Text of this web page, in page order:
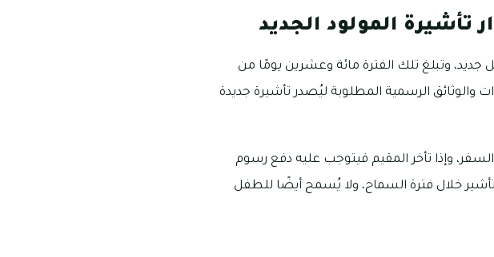
تأشيرة المولود الجديد
جديد، وتبلغ تلك الفترة مائة وعشرين يومًا من
والوثائق الرسمية المطلوبة ليُصدر تأشيرة جديدة
وإذا تأخر المقيم فيتوجب عليه دفع رسوم
خلال فترة السماح، ولا يُسمح أيضًا للطفل